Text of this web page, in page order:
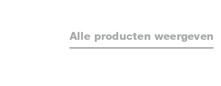
Alle producten weergeven